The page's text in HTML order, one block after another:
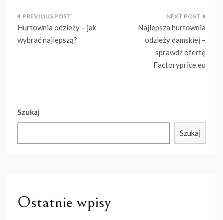
Nawigacja
wpisu
Hurtownia odzieży – jak
wybrać najlepszą?
Najlepsza hurtownia
odzieży damskiej –
sprawdź ofertę
Factoryprice.eu
Szukaj
Szukaj
Ostatnie wpisy